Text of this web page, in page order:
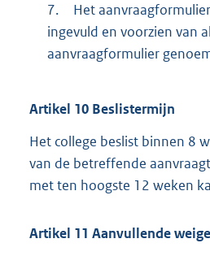
r
n
e
n
k
:
7.
Het
ingevuld en voorzien van
aanvraagformulier
Artikel 10 Beslistermijn
Het college beslist binnen 8
van de betreffende
met ten hoogste 12 weken
Artikel 11 Aanvullende